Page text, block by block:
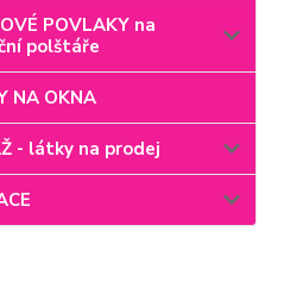
POVLAKY na
polštáře
NA OKNA
- látky na prodej